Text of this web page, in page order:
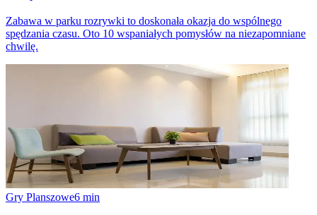
Zabawa w parku rozrywki to doskonała okazja do wspólnego
spędzania czasu. Oto 10 wspaniałych pomysłów na niezapomniane
chwilę.
Gry Planszowe6 min